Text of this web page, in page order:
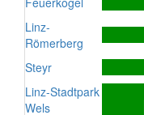
Linz-
Römerberg
Steyr
Linz-Stadtpark
Wels